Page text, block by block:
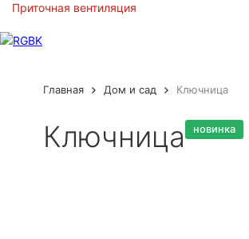
Приточная вентиляция
Главная Дом и сад Ключница
КлючницаБренд: РЖБК
новинка